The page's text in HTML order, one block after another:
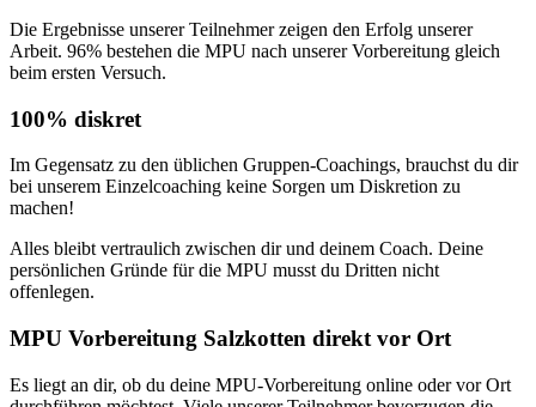
Die Ergebnisse unserer Teilnehmer zeigen den Erfolg unserer
Arbeit. 96% bestehen die MPU nach unserer Vorbereitung gleich
beim ersten Versuch.
100% diskret
Im Gegensatz zu den üblichen Gruppen-Coachings, brauchst du dir
bei unserem Einzelcoaching keine Sorgen um Diskretion zu
machen!
Alles bleibt vertraulich zwischen dir und deinem Coach. Deine
persönlichen Gründe für die MPU musst du Dritten nicht
offenlegen.
MPU Vorbereitung Salzkotten direkt vor Ort
Es liegt an dir, ob du deine MPU-Vorbereitung online oder vor Ort